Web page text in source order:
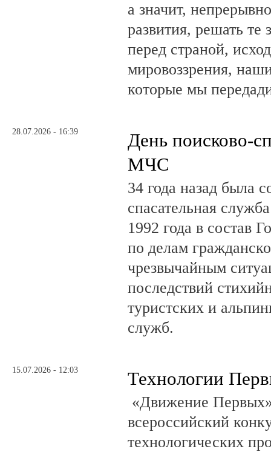
а значит,
развития, решать те
перед страной,
мировоззрения,
которые мы
28.07.2026 - 16:39
День поисково-
МЧС
34 года назад была
спасательная
1992 года в состав
по делам
чрезвычайным
последствий
туристских и
служб.
15.07.2026 - 12:03 Технологии
«Движение Первых»
всероссийский
технологических